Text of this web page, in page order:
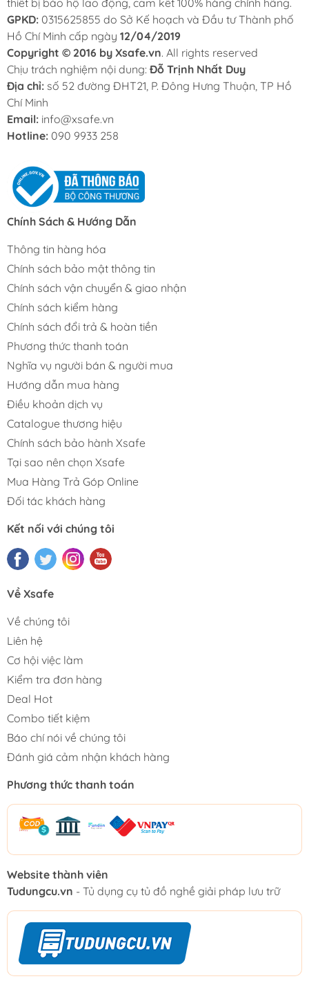
GPKD: 0315625855 do Sở Kế hoạch và Đầu tư Thành phố
Hồ Chí Minh cấp ngày 12/04/2019
Copyright © 2016 by Xsafe.vn. All rights reserved
Chịu trách nghiệm nội dung: Đỗ Trịnh Nhất Duy
Địa chỉ: số 52 đường ĐHT21, P. Đông Hưng Thuận, TP Hồ
Chí Minh
Email: info@xsafe.vn
Hotline: 090 9933 258
Chính Sách & Hướng Dẫn
Thông tin hàng hóa
Chính sách bảo mật thông tin
Chính sách vận chuyển & giao nhận
Chính sách kiểm hàng
Chính sách đổi trả & hoàn tiền
Phương thức thanh toán
Nghĩa vụ người bán & người mua
Hướng dẫn mua hàng
Điều khoản dịch vụ
Catalogue thương hiệu
Chính sách bảo hành Xsafe
Tại sao nên chọn Xsafe
Mua Hàng Trả Góp Online
Đối tác khách hàng
Kết nối với chúng tôi
Về Xsafe
Về chúng tôi
Liên hệ
Cơ hội việc làm
Kiểm tra đơn hàng
Deal Hot
Combo tiết kiệm
Báo chí nói về chúng tôi
Đánh giá cảm nhận khách hàng
Phương thức thanh toán
Website thành viên
Tudungcu.vn - Tủ dụng cụ tủ đồ nghề giải pháp lưu trữ